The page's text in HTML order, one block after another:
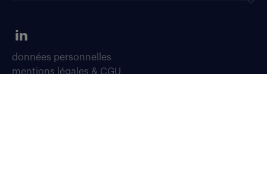
données personnelles
mentions légales & CGU